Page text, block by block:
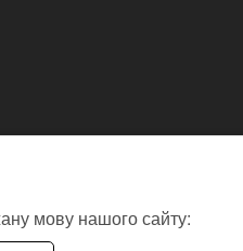
мову нашого сайту: